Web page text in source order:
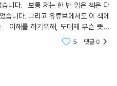
은 책은 다
지? 끌어당김에 법칙? 그런데, 어느순간부터 제가 공책에 먼가를 적기
5 댓글0